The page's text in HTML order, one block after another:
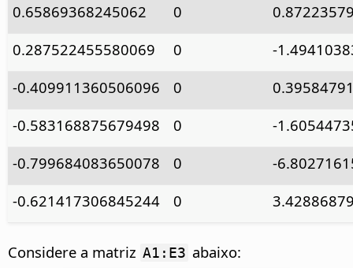
0.65869368245062
0
0.287522455580069
0
-
-0.409911360506096
0
-0.583168875679498
0
-
-0.799684083650078
0
-
-0.621417306845244
0
Considere a matriz A1:E3 abaixo: